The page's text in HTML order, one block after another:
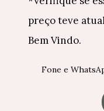
preço teve
Bem Vindo.
Fone e